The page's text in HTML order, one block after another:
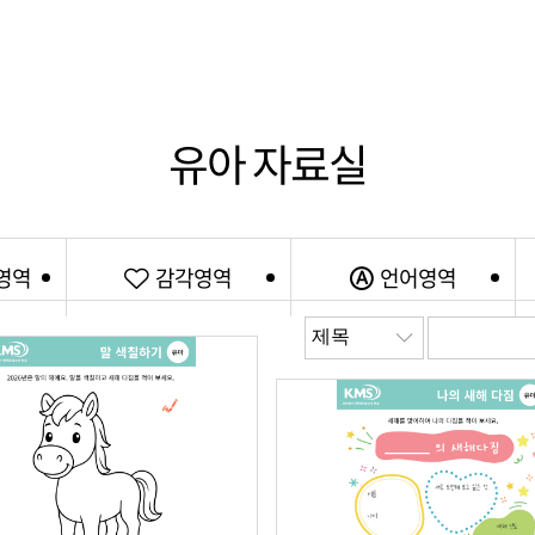
유아 자료실
역 감각영역 언어영역